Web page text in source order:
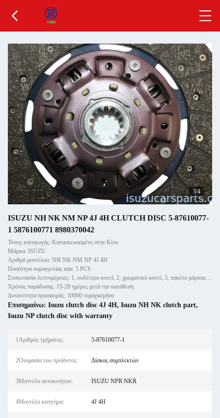
3/4
ISUZU NH NK NM NP 4J 4H CLUTCH DISC 5-87610077-
1 5876100771 8980370042
Τόπος καταγωγής: Κατασκευασμένο στην Κίνα
Μάρκα: ISUZU
Αριθμό μοντέλου: NH NK NM NP 4J 4H
Ποσότητα παραγγελίας min: 5 PCS
Συσκευασία λεπτομέρειες: 1, ουδέτερο κουτί, 2, χρωματικό κουτί, 3, πακέτο μάρκας πελάτη
Χρόνος παράδοσης: 15-20 ημέρες μετά την κατάθεση
Δυνατότητα προσφοράς: 10000 τεμάχια/μήνα
Επισημαίνω: Isuzu clutch disc 4J 4H, Isuzu NH NK clutch part,
Isuzu NP clutch disc with warranty
1Αριθμός τμήματος: 5-87610077-1
2Ονομασία του προϊόντος: Δίσκος συμπλεκτών
3Μοντέλο αυτοκινήτου: ISUZU NPR NKR
4Μοντέλο κινητήρα: 4J 4H